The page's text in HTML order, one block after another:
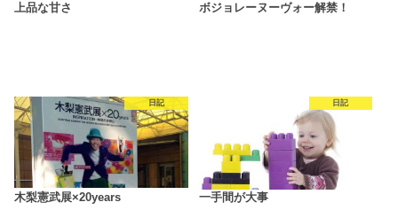
上品な甘さ ボジョレーヌーヴォー解禁！
日記
木梨憲武展×20years
日記
一手間が大事